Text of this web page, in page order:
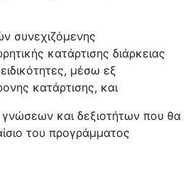
συνεχιζόμενης
κατάρτισης διάρκειας
μέσω εξ
κατάρτισης, και
και δεξιοτήτων που θα
του προγράμματος